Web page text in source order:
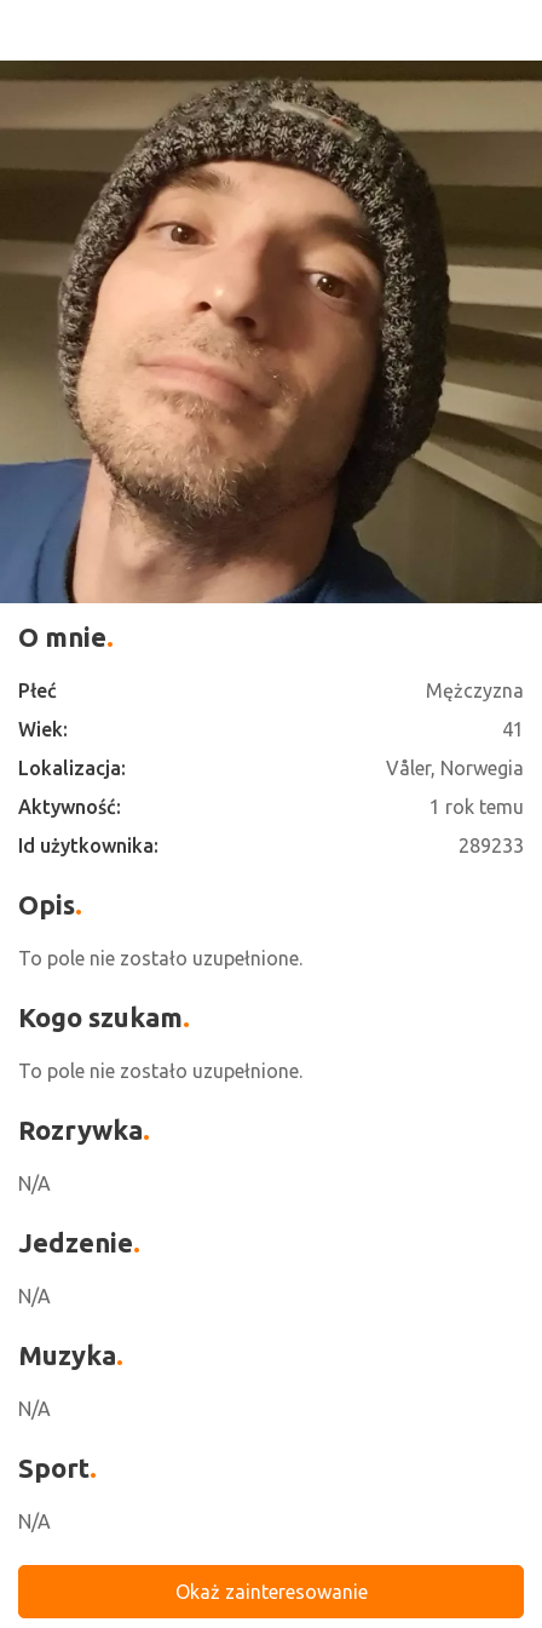
O mnie
Płeć
Mężczyzna
Wiek:
41
Lokalizacja:
Våler, Norwegia
Aktywność:
1 rok temu
Id użytkownika:
289233
Opis
To pole nie zostało uzupełnione.
Kogo szukam
To pole nie zostało uzupełnione.
Rozrywka
N/A
Jedzenie
N/A
Muzyka
N/A
Sport
N/A
Okaż zainteresowanie